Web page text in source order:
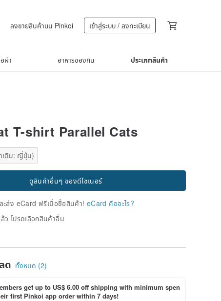
ลงขายสินค้าบน Pinkoi เข้าสู่ระบบ / ลงทะเบียน
ผ้า อาหารของกิน ประเภทสินค้า
T-shirt Parallel Cats
เดิม: ญี่ปุ่น)
ดูสินค้าอื่นๆ ของดีไซเนอร์
ะส่ง eCard ฟรีเมื่อซื้อสินค้า! eCard คืออะไร?
ว โปรดเลือกสินค้าอื่น
ด ทั้งหมด (2)
get up to US$ 6.00 off shipping with minimum spen
first Pinkoi app order within 7 days!